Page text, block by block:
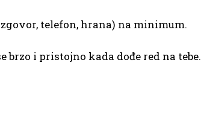
telefon, hrana) na minimum.
brzo i pristojno kada dođe red na tebe.